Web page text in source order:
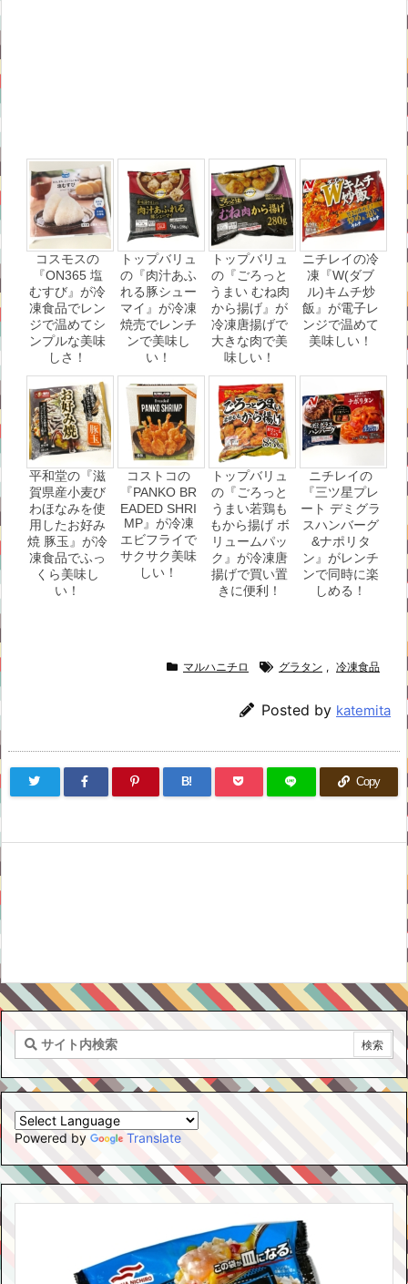
コスモスの
『ON365 塩
むすび』が冷
凍食品でレン
ジで温めてシ
ンプルな美味
しさ！
トップバリュ
の『肉汁あふ
れる豚シュー
マイ』が冷凍
焼売でレンチ
ンで美味し
い！
トップバリュ
の『ごろっと
うまい むね肉
から揚げ』が
冷凍唐揚げで
大きな肉で美
味しい！
ニチレイの冷
凍『W(ダブ
ル)キムチ炒
飯』が電子レ
ンジで温めて
美味しい！
平和堂の『滋
賀県産小麦び
わほなみを使
用したお好み
焼 豚玉』が冷
凍食品でふっ
くら美味し
い！
コストコの
『PANKO BR
EADED SHRI
MP』が冷凍
エビフライで
サクサク美味
しい！
トップバリュ
の『ごろっと
うまい若鶏も
もから揚げ ボ
リュームパッ
ク』が冷凍唐
揚げで買い置
きに便利！
ニチレイの
『三ツ星プレ
ート デミグラ
スハンバーグ
&ナポリタ
ン』がレンチ
ンで同時に楽
しめる！
マルハニチロ グラタン , 冷凍食品
Posted by katemita
B! Copy
Powered by Translate